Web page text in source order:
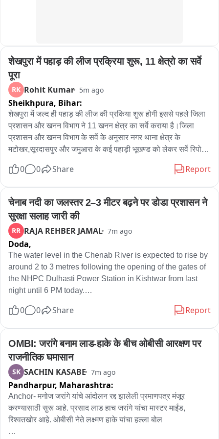
शेखपुरा में पहाड़ की लीज प्रक्रिया शुरू, 11 क्षेत्रो का सर्वे
पूरा
RK Rohit Kumar 5m ago
Sheikhpura, Bihar:
शेखपुरा में जल्द ही पहाड़ की लीज की प्रकिया शुरू होगी इससे पहले जिला
प्रशासन और खनन विभाग ने 11 खनन क्षेत्र का सर्वे कराया है।जिला
प्रशासन और खनन विभाग के सर्वे के अनुसार नगर थाना क्षेत्र के
मटोखर,सूरदासपुर और जमुआरा के कई पहाड़ी भूखण्ड को लेकर सर्वे रिपोर्ट
के लीज कराए जाने की अनुमति भी दिया है।जिसके बाद एसडीओ स्तर पर
शेखर आनंद ने कहा कि 11 प्लॉट पत्थर उत्खनन को लेकर (डीएसआर)
जिला सर्वेक्षण रिपोर्ट कराई गई है।डीएम ने कहा कि पर्यावरण विभाग से रिपोर्ट
के बाद जल्द ही खनन पट्टा की प्रकिया शुरू किया जाएगा। उन्होंने कहा कि
खनन पट्टा को लेकर नीलम पत्र बाद को लेकर कमिटी का गठन किया गया
है।विभाग के सभी प्रकिया पूरी होने के बाद तुरंत ही निविदा निकाल खनन
की प्रकिया शुरू होने की बात कही है।गौरतलब है कि जिला में पहले से कई
बड़ी कंपनी पत्थर उत्खनन कार्य कर चुकी है।पांच वर्ष का कार्य पूर्ण होने के
बाद सभी कंपनी का काम बंद है ऐसे में एक बार फिर से पत्थर कार्य उत्खनन
होने से स्थानीय लोगो को रोजगार के साथ सरकार को खनिज राजस्व में बड़ी
0 0 Share Report
चेनाब नदी का जलस्तर 2–3 मीटर बढ़ने पर डोडा प्रशासन ने
सुरक्षा सलाह जारी की
RR RAJA REHBER JAMAL 7m ago
Doda,
The water level in the Chenab River is expected to rise by
around 2 to 3 metres following the opening of the gates of
the NHPC Dulhasti Power Station in Kishtwar from last
night until 6 PM today.
In view of the anticipated rise in water levels, the District
people to stay away from the Chenab River, its banks and
other water bodies during the water release period.
DC Doda Krishan Lal appealed to the public to exercise
extreme caution and avoid venturing near the Chenab
River and other vulnerable areas.
Meanwhile, SDRF Doda personnel, including operator
Ghulam Nabi, are making announcements through
0 0 Share Report
OMBI: जरांगे बनाम लाड-हाके के बीच ओबीसी आरक्षण पर
राजनीतिक घमासान
SK SACHIN KASABE 7m ago
Pandharpur, Maharashtra:
Anchor- मनोज जरांगे यांचे आंदोलन रद्द झालेली प्रमाणपत्र मंजूर
करण्यासाठी सुरू आहे. प्रसाद लाड हाच जरांगे यांचा मास्टर माईंड,
रिश्वतखोर आहे. ओबीसी नेते लक्ष्मण हाके यांचा हल्ला बोल